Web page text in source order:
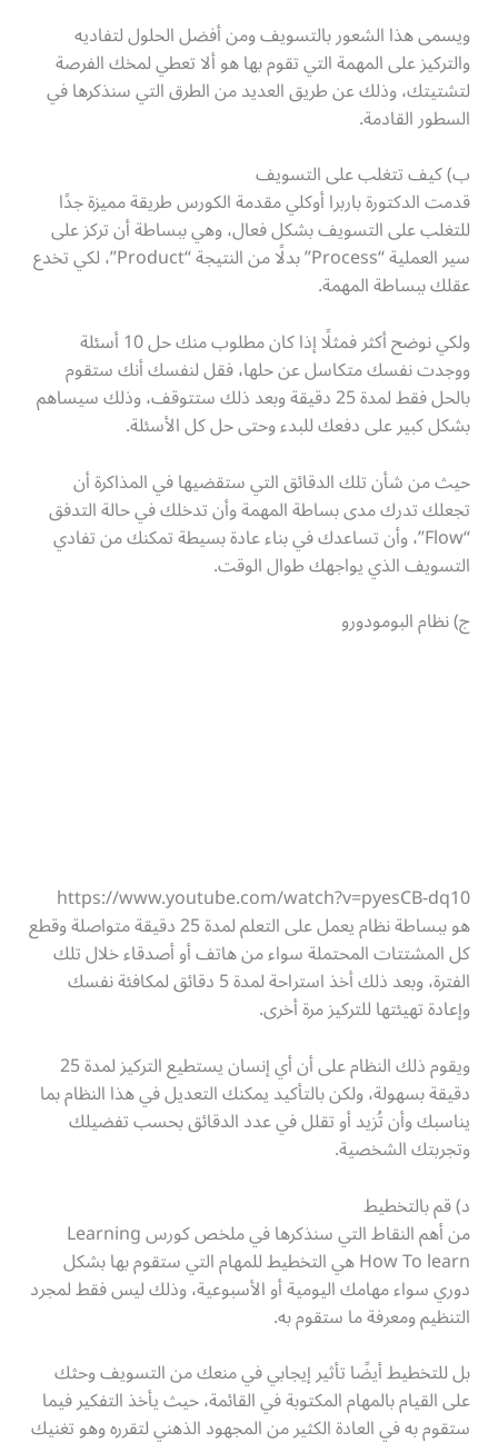
ويسمى هذا الشعور بالتسويف ومن أفضل الحلول لتفاديه
والتركيز على المهمة التي تقوم بها هو ألا تعطي لمخك الفرصة
لتشتيتك، وذلك عن طريق العديد من الطرق التي سنذكرها في
السطور القادمة.
ب) كيف تتغلب على التسويف
قدمت الدكتورة باربرا أوكلي مقدمة الكورس طريقة مميزة جدًا
للتغلب على التسويف بشكل فعال، وهي ببساطة أن تركز على
سير العملية “Process” بدلًا من النتيجة “Product”، لكي تخدع
عقلك ببساطة المهمة.
ولكي نوضح أكثر فمثلًا إذا كان مطلوب منك حل 10 أسئلة
ووجدت نفسك متكاسل عن حلها، فقل لنفسك أنك ستقوم
بالحل فقط لمدة 25 دقيقة وبعد ذلك ستتوقف، وذلك سيساهم
بشكل كبير على دفعك للبدء وحتى حل كل الأسئلة.
حيث من شأن تلك الدقائق التي ستقضيها في المذاكرة أن
تجعلك تدرك مدى بساطة المهمة وأن تدخلك في حالة التدفق
“Flow”، وأن تساعدك في بناء عادة بسيطة تمكنك من تفادي
التسويف الذي يواجهك طوال الوقت.
ج) نظام البومودورو
https://www.youtube.com/watch?v=pyesCB-dq10
هو ببساطة نظام يعمل على التعلم لمدة 25 دقيقة متواصلة وقطع
كل المشتتات المحتملة سواء من هاتف أو أصدقاء خلال تلك
الفترة، وبعد ذلك أخذ استراحة لمدة 5 دقائق لمكافئة نفسك
وإعادة تهيئتها للتركيز مرة أخرى.
ويقوم ذلك النظام على أن أي إنسان يستطيع التركيز لمدة 25
دقيقة بسهولة، ولكن بالتأكيد يمكنك التعديل في هذا النظام بما
يناسبك وأن تُزيد أو تقلل في عدد الدقائق بحسب تفضيلك
وتجربتك الشخصية.
د) قم بالتخطيط
من أهم النقاط التي سنذكرها في ملخص كورس Learning
How To learn هي التخطيط للمهام التي ستقوم بها بشكل
دوري سواء مهامك اليومية أو الأسبوعية، وذلك ليس فقط لمجرد
التنظيم ومعرفة ما ستقوم به.
بل للتخطيط أيضًا تأثير إيجابي في منعك من التسويف وحثك
على القيام بالمهام المكتوبة في القائمة، حيث يأخذ التفكير فيما
ستقوم به في العادة الكثير من المجهود الذهني لتقرره وهو تغنيك